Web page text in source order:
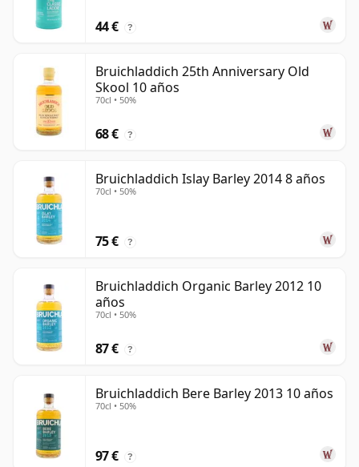
44 € ?
Bruichladdich 25th Anniversary Old
Skool 10 años
70cl • 50%
68 € ?
Bruichladdich Islay Barley 2014 8 años
70cl • 50%
75 € ?
Bruichladdich Organic Barley 2012 10
años
70cl • 50%
87 € ?
Bruichladdich Bere Barley 2013 10 años
70cl • 50%
97 € ?